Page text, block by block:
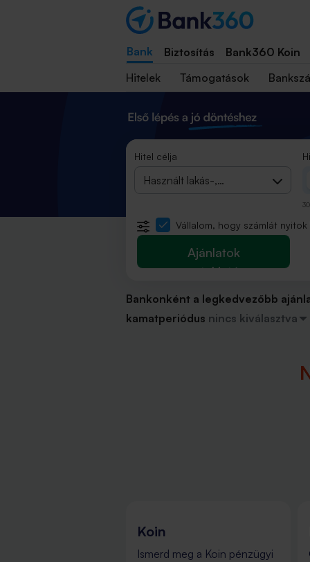
Bank Biztosítás Bank360 Koin
Hitelek
Támogatások
Hitel célja
Használt lakás-,
Vállalom, hogy számlát nyitok
Ajánlatok
megtekintése
Bankonként a legkedvezőbb
kamatperiódus nincs kiválasztva
Koin
Ismerd meg a Koin pénzügyi